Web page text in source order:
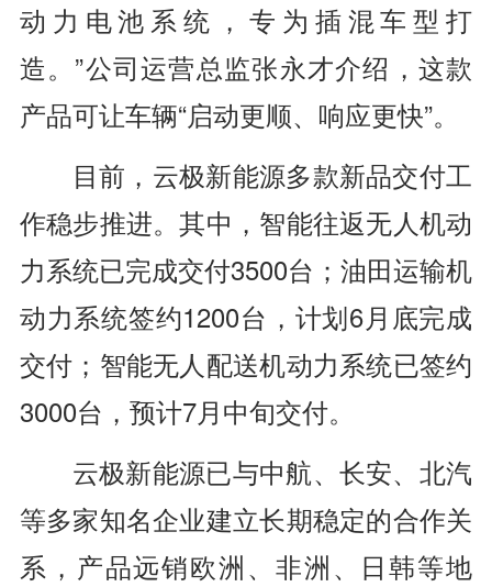
动力电池系统，专为插混车型打
造。”公司运营总监张永才介绍，这款
产品可让车辆“启动更顺、响应更快”。
目前，云极新能源多款新品交付工
作稳步推进。其中，智能往返无人机动
力系统已完成交付3500台；油田运输机
动力系统签约1200台，计划6月底完成
交付；智能无人配送机动力系统已签约
3000台，预计7月中旬交付。
云极新能源已与中航、长安、北汽
等多家知名企业建立长期稳定的合作关
系，产品远销欧洲、非洲、日韩等地